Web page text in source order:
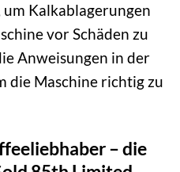
Kalkablagerungen
vor Schäden zu
Anweisungen in der
die Maschine richtig zu
– die